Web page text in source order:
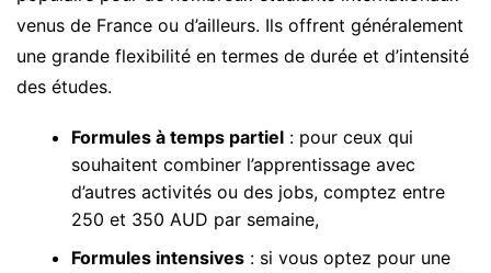
venus de France ou d’ailleurs. Ils offrent généralement
une grande flexibilité en termes de durée et d’intensité
des études.
Formules à temps partiel : pour ceux qui
souhaitent combiner l’apprentissage avec
d’autres activités ou des jobs, comptez entre
250 et 350 AUD par semaine,
Formules intensives : si vous optez pour une